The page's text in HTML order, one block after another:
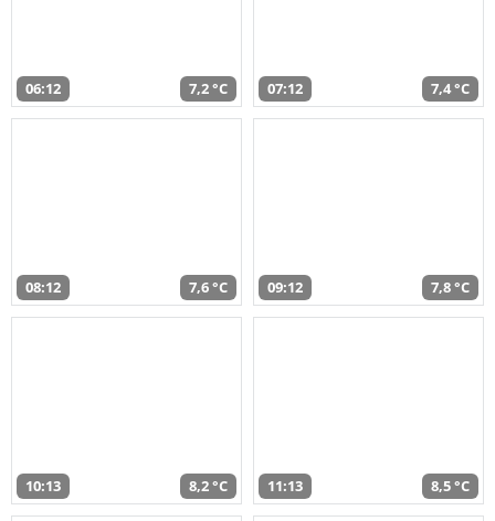
06:12 7,2 °C 07:12 7,4 °C
08:12 7,6 °C 09:12 7,8 °C
10:13 8,2 °C 11:13 8,5 °C